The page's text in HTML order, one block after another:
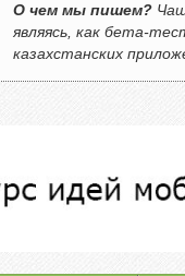
О чем мы пишем?
являясь, как бета-
казахстанских